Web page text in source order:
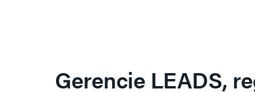
Gerencie LEADS,